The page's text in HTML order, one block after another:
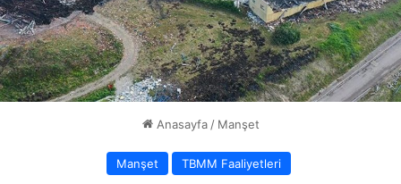
Anasayfa / Manşet
Manşet TBMM Faaliyetleri